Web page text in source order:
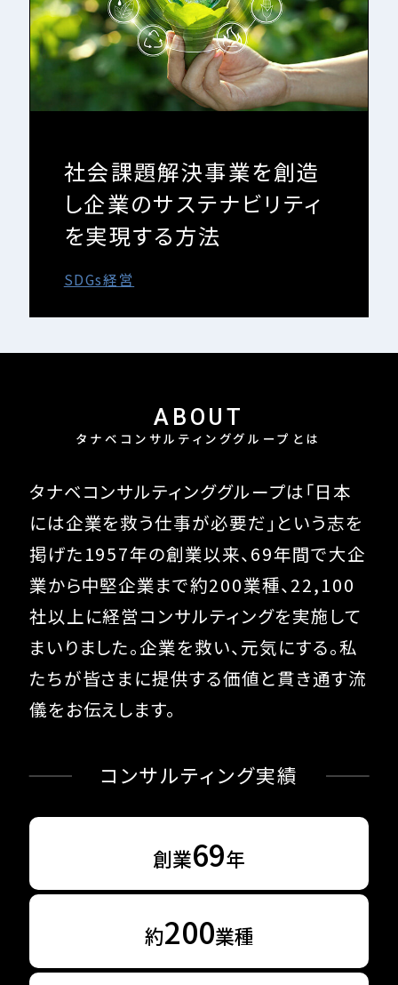
社会課題解決事業を創造
し企業のサステナビリティ
を実現する方法
SDGs経営
ABOUT
タナベコンサルティンググループとは
タナベコンサルティンググループは「日本
には企業を救う仕事が必要だ」という志を
掲げた1957年の創業以来、69年間で大企
業から中堅企業まで約200業種、22,100
社以上に経営コンサルティングを実施して
まいりました。企業を救い、元気にする。私
たちが皆さまに提供する価値と貫き通す流
儀をお伝えします。
コンサルティング実績
創業69年
約200業種